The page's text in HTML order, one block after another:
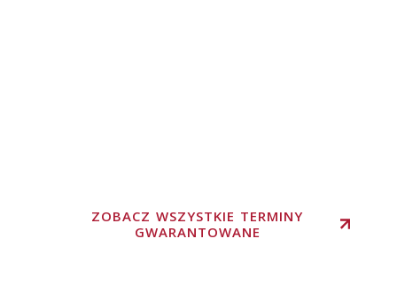
ZOBACZ WSZYSTKIE TERMINY
GWARANTOWANE